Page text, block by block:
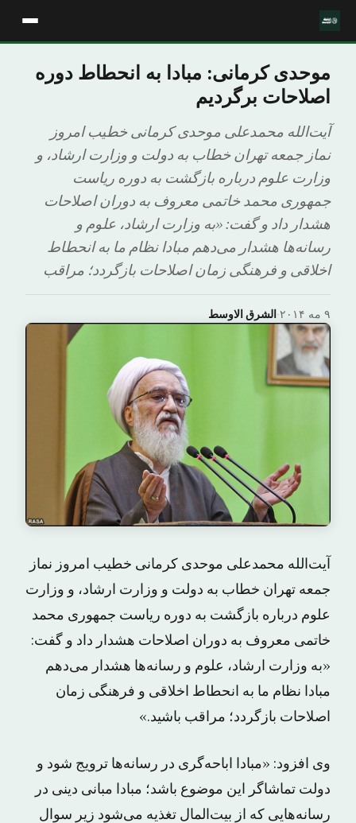
موحدی کرمانی: مبادا به انحطاط دوره
اصلاحات برگردیم
آیت‌الله محمدعلی موحدی کرمانی خطیب امروز
نماز جمعه تهران خطاب به دولت و وزارت ارشاد، و
وزارت علوم درباره بازگشت به دوره ریاست
جمهوری محمد خاتمی معروف به دوران اصلاحات
هشدار داد و ‌گفت:‌ «به وزارت ارشاد، علوم و
رسانه‌ها هشدار می‌دهم مبادا نظام ما به انحطاط
اخلاقی و فرهنگی زمان اصلاحات بازگردد؛ مراقب
الشرق الاوسط· ۹ مه ۲۰۱۴
آیت‌الله محمدعلی موحدی کرمانی خطیب امروز نماز
جمعه تهران خطاب به دولت و وزارت ارشاد، و وزارت
علوم درباره بازگشت به دوره ریاست جمهوری محمد
خاتمی معروف به دوران اصلاحات هشدار داد و ‌گفت:‌
«به وزارت ارشاد، علوم و رسانه‌ها هشدار می‌دهم
مبادا نظام ما به انحطاط اخلاقی و فرهنگی زمان
اصلاحات بازگردد؛ مراقب باشید.»
وی افزود: «مبادا اباحه‌گری در رسانه‌ها ترویج شود و
دولت تماشاگر این موضوع باشد؛ مبادا مبانی دینی در
رسانه‌‌هایی که از بیت‌المال تغذیه می‌شود زیر سوال